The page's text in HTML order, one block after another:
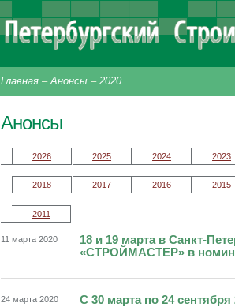
Анонсы
2026 2025 2024 2023
2018 2017 2016 2015
2011
11 марта 2020
18 и 19 марта в Санкт-
«СТРОЙМАСТЕР» в
24 марта 2020 С 30 марта по 24 сентября
Главная–Анонсы– 2020